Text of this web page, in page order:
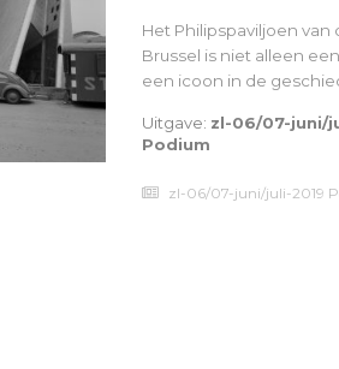
Het Philipspaviljoen
Brussel is niet alleen
een icoon in de
Uitgave: zl-06/07-juni/
Podium
zl-06/07-juni/juli-2019